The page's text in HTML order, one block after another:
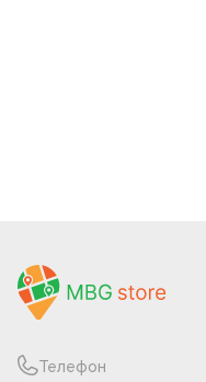
Телефон